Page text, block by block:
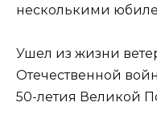
несколькими
Ушел из жизни
Отечественной
50-летия Великой